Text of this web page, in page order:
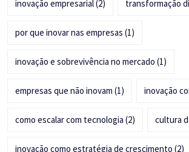
inovação empresarial(2) transformação
por que inovar nas empresas (1)
inovação e sobrevivência no mercado (1)
empresas que não inovam (1) inovação
como escalar com tecnologia (2) cultura
inovação como estratégia de crescimento (2)